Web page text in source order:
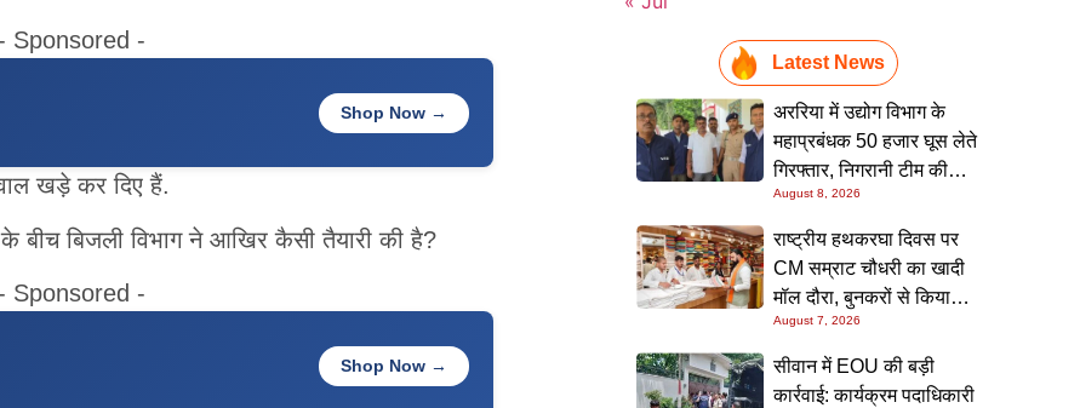
- Sponsored -
Shop Now →
खड़े कर दिए हैं.
बीच बिजली विभाग ने आखिर कैसी तैयारी की है?
- Sponsored -
Shop Now →
Latest News
अररिया में उद्योग विभाग के
महाप्रबंधक 50 हजार घूस लेते
गिरफ्तार, निगरानी टीम की
छापेमारी; आवास से बरामद हुई
रिश्वत की रकम
August 8, 2026
राष्ट्रीय हथकरघा दिवस पर
CM सम्राट चौधरी का खादी
मॉल दौरा, बुनकरों से किया
संवाद और स्वदेशी उत्पादों को
बढ़ावा देने की अपील
August 7, 2026
सीवान में EOU की बड़ी
कार्रवाई: कार्यक्रम पदाधिकारी